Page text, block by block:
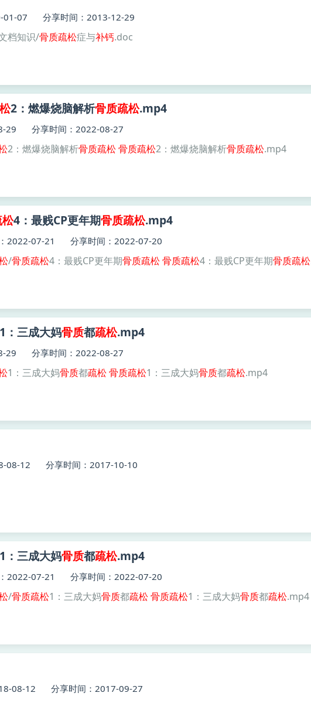
01-07 分享时间：2013-12-29
档知识/骨质疏松症与补钙.doc
2：燃爆烧脑解析骨质疏松.mp4
29 分享时间：2022-08-27
2：燃爆烧脑解析骨质疏松骨质疏松2：燃爆烧脑解析骨质疏松.mp4
4：最贱CP更年期骨质疏松.mp4
2022-07-21 分享时间：2022-07-20
/骨质疏松4：最贱CP更年期骨质疏松骨质疏松4：最贱CP更年期骨质疏松
1：三成大妈骨质都疏松.mp4
29 分享时间：2022-08-27
1：三成大妈骨质都疏松骨质疏松1：三成大妈骨质都疏松.mp4
08-12 分享时间：2017-10-10
1：三成大妈骨质都疏松.mp4
2022-07-21 分享时间：2022-07-20
/骨质疏松1：三成大妈骨质都疏松骨质疏松1：三成大妈骨质都疏松.mp4
08-12 分享时间：2017-09-27